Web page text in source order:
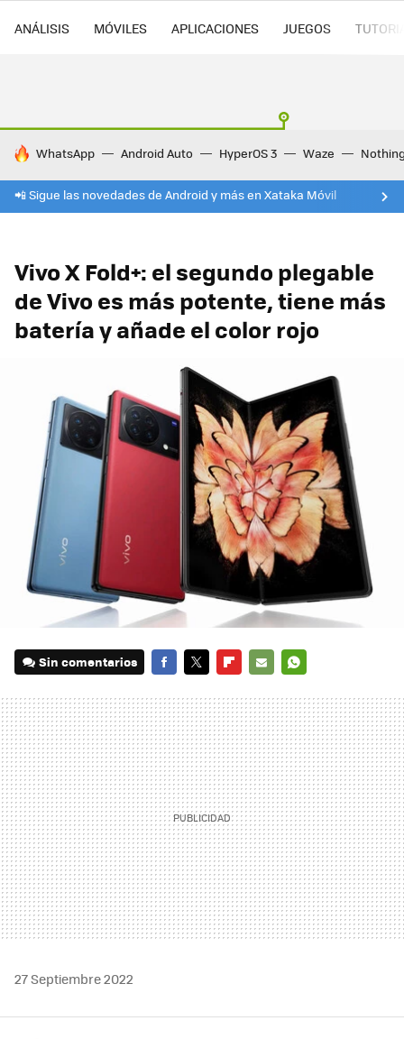
ANÁLISIS MÓVILES APLICACIONES JUEGOS
HOY SE HABLA DE
WhatsApp Android Auto HyperOS 3 Waze
📲 Sigue las novedades de Android y más en Xataka Móvil
Vivo X Fold+: el segundo plegable
de Vivo es más potente, tiene más
batería y añade el color rojo
Sin comentarios
MAIL
27 Septiembre 2022